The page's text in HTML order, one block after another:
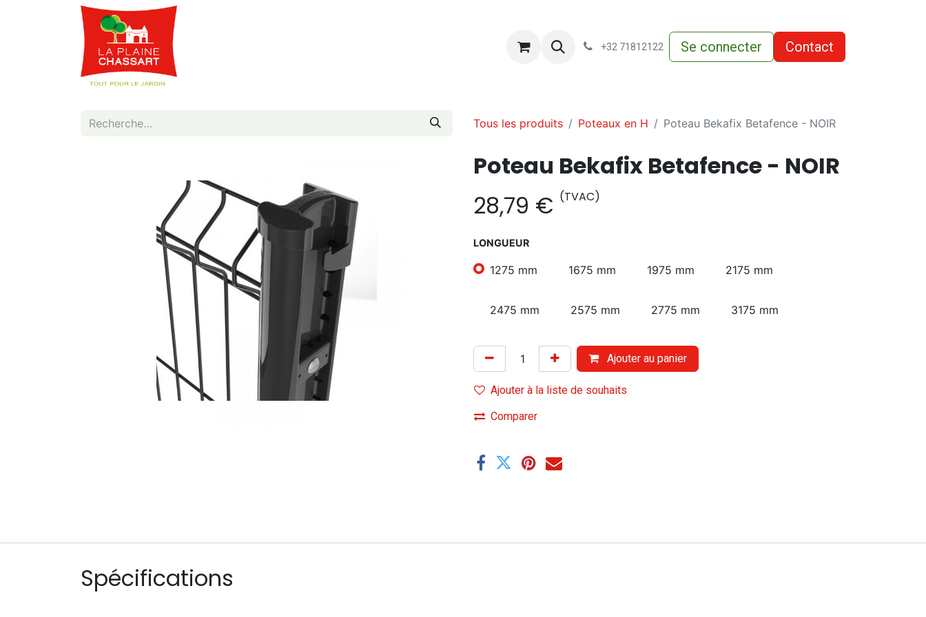
Conditions-generales-de-vente
+32 71812122 Se connecter Contact
Tous les produits Poteaux en H Poteau Bekafix Betafence - NOIR
Poteau Bekafix Betafence - NOIR
28,79 € (TVAC)
LONGUEUR
1275 mm 1675 mm 1975 mm 2175 mm
2475 mm 2575 mm 2775 mm 3175 mm
Ajouter au panier
Ajouter à la liste de souhaits
Comparer
Spécifications